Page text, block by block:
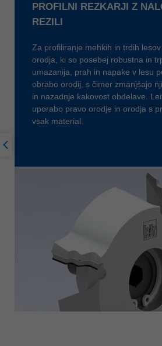
PROFILNI REZKARJI Z
REZILI
Za profiliranje mehkih in trdih
orodja, ki so posebej robustna in
umazanija, prah in napake v lesu
obrabo orodij, s čimer zmanjšajo
in nazadnje kakovost obdelave.
uporabo pravo orodje in orodja s
vsak material.